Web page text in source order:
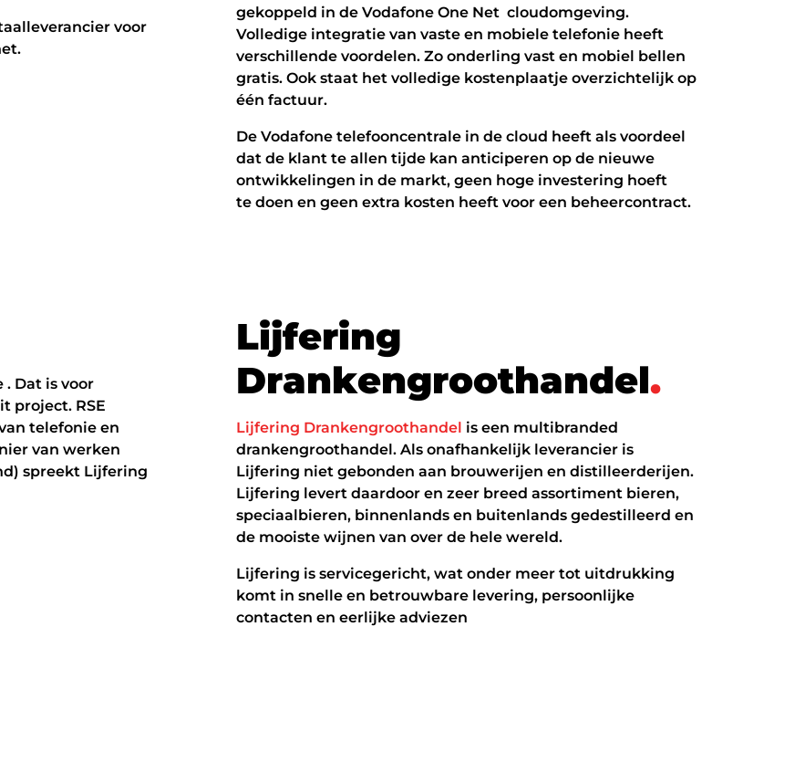
voor
gekoppeld in de Vodafone One Net cloudomgeving.
Volledige integratie van vaste en mobiele telefonie heeft
verschillende voordelen. Zo onderling vast en mobiel bellen
gratis. Ook staat het volledige kostenplaatje overzichtelijk op
één factuur.
De Vodafone telefooncentrale in de cloud heeft als voordeel
dat de klant te allen tijde kan anticiperen op de nieuwe
ontwikkelingen in de markt, geen hoge investering hoeft
te doen en geen extra kosten heeft voor een beheercontract.
Dat is voor
project. RSE
telefonie en
van werken
spreekt Lijfering
Lijfering
Drankengroothandel.
Lijfering Drankengroothandel is een multibranded
drankengroothandel. Als onafhankelijk leverancier is
Lijfering niet gebonden aan brouwerijen en distilleerderijen.
Lijfering levert daardoor en zeer breed assortiment bieren,
speciaalbieren, binnenlands en buitenlands gedestilleerd en
de mooiste wijnen van over de hele wereld.
Lijfering is servicegericht, wat onder meer tot uitdrukking
komt in snelle en betrouwbare levering, persoonlijke
contacten en eerlijke adviezen